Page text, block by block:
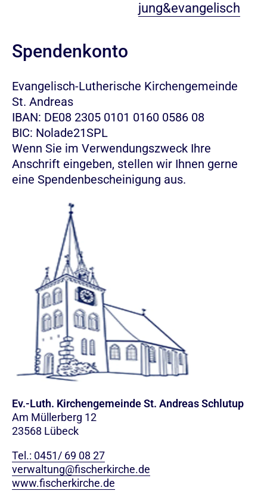
jung&evangelisch
Spendenkonto
Evangelisch-Lutherische Kirchengemeinde
St. Andreas
IBAN: DE08 2305 0101 0160 0586 08
BIC: Nolade21SPL
Wenn Sie im Verwendungszweck Ihre
Anschrift eingeben, stellen wir Ihnen gerne
eine Spendenbescheinigung aus.
Ev.-Luth. Kirchengemeinde St. Andreas Schlutup
Am Müllerberg 12
23568 Lübeck
Tel.: 0451/ 69 08 27
verwaltung@fischerkirche.de
www.fischerkirche.de